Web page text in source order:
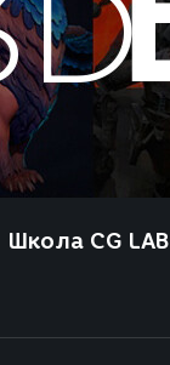
Школа CG LAB